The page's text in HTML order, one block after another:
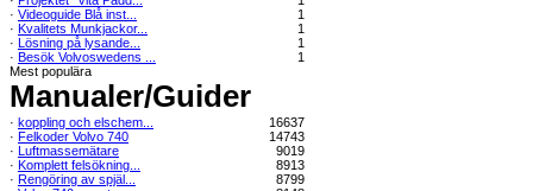
· Videoguide Blå inst...
1
· Kvalitets Munkjackor...
1
· Lösning på lysande...
1
· Besök Volvoswedens ...
1
Mest populära
Manualer/Guider
· koppling och elschem...
16637
· Felkoder Volvo 740
14743
· Luftmassemätare
9019
· Komplett felsökning...
8913
· Rengöring av spjäl...
8799